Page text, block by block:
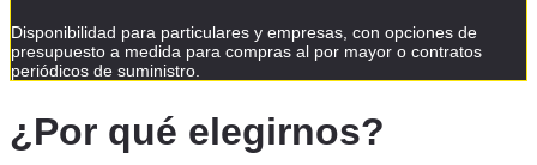
Disponibilidad para particulares y empresas, con opciones de
presupuesto a medida para compras al por mayor o contratos
periódicos de suministro.
¿Por qué elegirnos?